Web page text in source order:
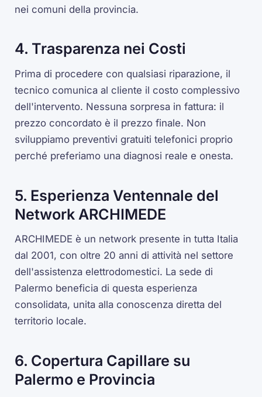
nei comuni della provincia.
4. Trasparenza nei Costi
Prima di procedere con qualsiasi riparazione, il
tecnico comunica al cliente il costo complessivo
dell'intervento. Nessuna sorpresa in fattura: il
prezzo concordato è il prezzo finale. Non
sviluppiamo preventivi gratuiti telefonici proprio
perché preferiamo una diagnosi reale e onesta.
5. Esperienza Ventennale del
Network ARCHIMEDE
ARCHIMEDE è un network presente in tutta Italia
dal 2001, con oltre 20 anni di attività nel settore
dell'assistenza elettrodomestici. La sede di
Palermo beneficia di questa esperienza
consolidata, unita alla conoscenza diretta del
territorio locale.
6. Copertura Capillare su
Palermo e Provincia